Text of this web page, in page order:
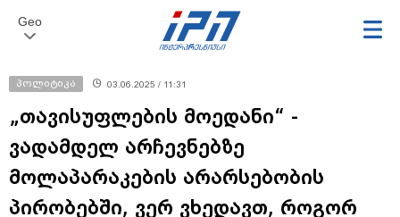
Geo
პოლიტიკა 03.06.2025 / 11:31
„თავისუფლების მოედანი“ -
ვადამდელ არჩევნებზე
მოლაპარაკების არარსებობის
პირობებში, ვერ ვხედავთ, როგორ